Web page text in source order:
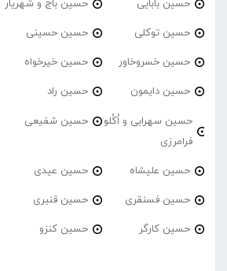
حسین بابایی حسین باج و شهریار
حسین توکلی حسین حسینی
حسین خسروخاور حسین خیرخواه
حسین دایمون حسین راد
حسین سهرابی و اُکُلو
فرامرزی
حسین شفیعی
حسین علیشاه حسین عیدی
حسین فسنقری حسین قنبری
حسین کارگر حسین کنزو